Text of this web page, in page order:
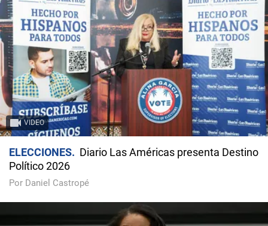
VIDEO
ELECCIONES
Diario Las Américas presenta Destino
Político 2026
Por Daniel Castropé